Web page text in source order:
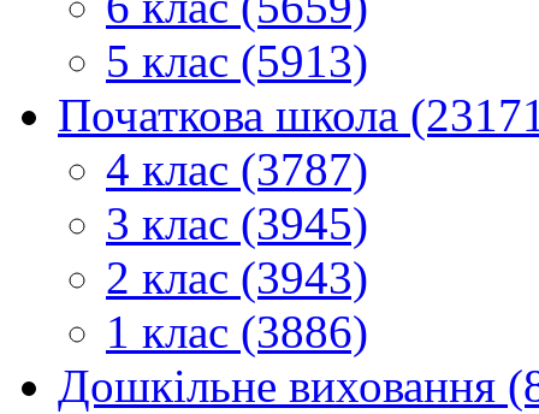
5 клас (5913)
Початкова школа
4 клас (3787)
3 клас (3945)
2 клас (3943)
1 клас (3886)
Дошкільне виховання